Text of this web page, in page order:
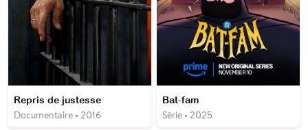
Repris de justesse
Documentaire • 2016
Bat-fam
Série • 2025